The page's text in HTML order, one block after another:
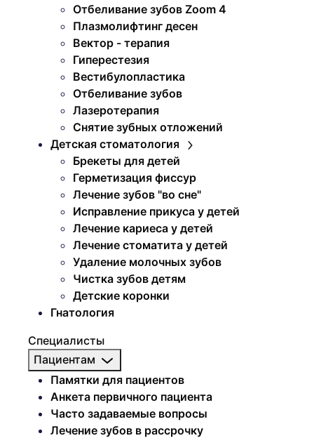
Отбеливание зубов Zoom 4
Плазмолифтинг десен
Вектор - терапия
Гиперестезия
Вестибулопластика
Отбеливание зубов
Лазеротерапия
Снятие зубных отложений
Детская стоматология
Брекеты для детей
Герметизация фиссур
Лечение зубов "во сне"
Исправление прикуса у детей
Лечение кариеса у детей
Лечение стоматита у детей
Удаление молочных зубов
Чистка зубов детям
Детские коронки
Гнатология
Специалисты
Пациентам
Памятки для пациентов
Анкета первичного пациента
Часто задаваемые вопросы
Лечение зубов в рассрочку